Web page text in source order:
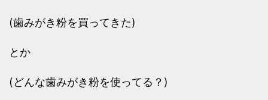
(歯みがき粉を買ってきた)
とか
(どんな歯みがき粉を使ってる？)